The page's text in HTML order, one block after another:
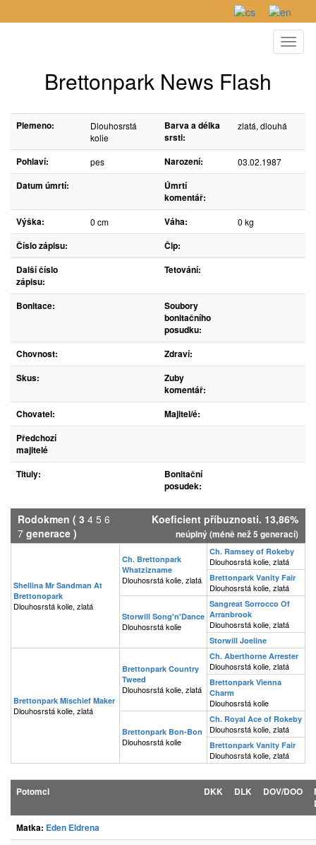
Brettonpark News Flash
Plemeno:
Dlouhosrstá
kolie
Barva a délka
srsti:
zlatá, dlouhá
Pohlaví: pes Narození: 03.02.1987
Datum úmrtí:
Úmrtí
komentář:
Výška:
0 cm Váha: 0 kg
Číslo zápisu:
Čip:
Další číslo
zápisu:
Tetování:
Bonitace:
Soubory
bonitačního
posudku:
Chovnost:
Zdraví:
Skus:
Zuby
komentář:
Chovatel:
Majitel/é:
Předchozí
majitelé
Tituly:
Bonitační
posudek:
Rodokmen ( 3 4 5 6
7 generace )
Koeficient příbuznosti. 13,86%
neúplný (méně než 5 generací)
Shellina Mr Sandman At
Brettonopark
Dlouhosrstá kolie, zlatá
Ch. Brettonpark
Whatzizname
Dlouhosrstá kolie, zlatá
Ch. Ramsey of Rokeby
Dlouhosrstá kolie, zlatá
Brettonpark Vanity Fair
Dlouhosrstá kolie, zlatá
Storwill Song'n'Dance
Dlouhosrstá kolie
Sangreat Sorrocco Of
Arranbrook
Dlouhosrstá kolie, zlatá
Storwill Joeline
Brettonpark Mischief Maker
Dlouhosrstá kolie, zlatá
Brettonpark Country
Tweed
Dlouhosrstá kolie, zlatá
Ch. Aberthorne Arrester
Dlouhosrstá kolie, zlatá
Brettonpark Vienna
Charm
Dlouhosrstá kolie
Brettonpark Bon-Bon
Dlouhosrstá kolie
Ch. Royal Ace of Rokeby
Dlouhosrstá kolie, zlatá
Brettonpark Vanity Fair
Dlouhosrstá kolie, zlatá
Potomci DKK DLK DOV/DOO
Matka: Eden Eldrena